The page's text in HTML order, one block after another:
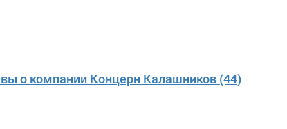
о компании Концерн Калашников (44)